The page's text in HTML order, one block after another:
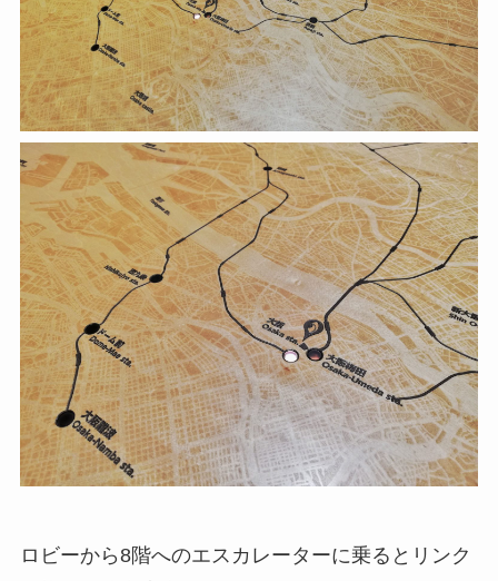
ロビーから8階へのエスカレーターに乗るとリンク